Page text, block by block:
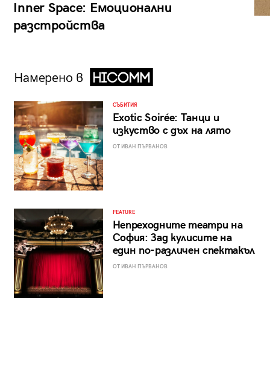
Inner Space: Емоционални
разстройства
Намерено в
СЪБИТИЯ
Exotic Soirée: Танци и
изкуство с дъх на лято
ОТ ИВАН ПЪРВАНОВ
FEATURE
Непреходните театри на
София: Зад кулисите на
един по-различен спектакъл
ОТ ИВАН ПЪРВАНОВ